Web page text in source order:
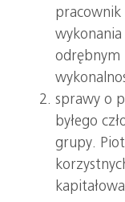
pracownik
odrębnym
sprawy o
byłego
grupy.